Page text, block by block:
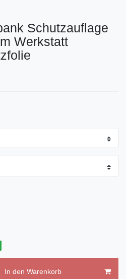
Schutzauflage
Werkstatt
In den Warenkorb